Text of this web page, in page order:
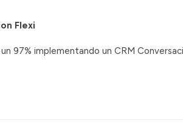
Flexi
97% implementando un CRM